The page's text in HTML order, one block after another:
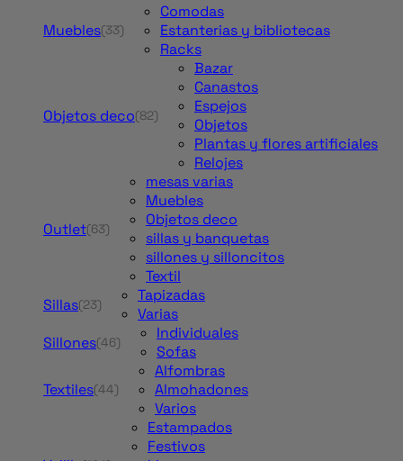
Muebles(33)
Comodas
Estanterias y bibliotecas
Racks
Objetos deco(82)
Bazar
Canastos
Espejos
Objetos
Plantas y flores artificiales
Relojes
Outlet(63)
mesas varias
Muebles
Objetos deco
sillas y banquetas
sillones y silloncitos
Textil
Sillas(23)
Tapizadas
Varias
Sillones(46)
Individuales
Sofas
Textiles(44)
Alfombras
Almohadones
Varios
Estampados
Festivos